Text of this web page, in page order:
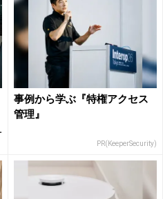
事例から学ぶ『特権アクセス
管理』
PR(KeeperSecurity)